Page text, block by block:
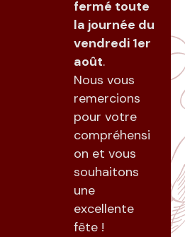
fermé toute
la journée du
vendredi 1er
août.
Nous vous
remercions
pour votre
compréhensi
on et vous
souhaitons
une
excellente
fête !